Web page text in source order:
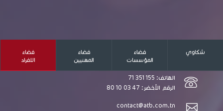
فضاء
الافراد
فضاء
المهنيين
فضاء
المؤسسات
شكاوي
الهاتف: 155 351 71
الرقم الأخضر: 47 03 10 80
contact@atb.com.tn